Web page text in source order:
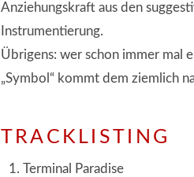
Anziehungskraft aus den
Instrumentierung.
Übrigens: wer schon immer mal
„Symbol“ kommt dem ziemlich
TRACKLISTING
Terminal Paradise